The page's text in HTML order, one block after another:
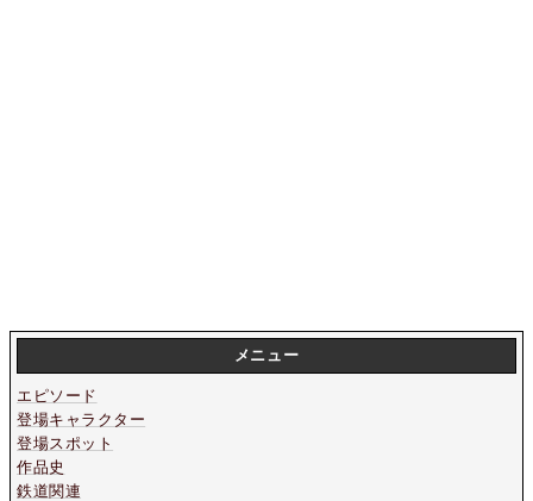
メニュー
エピソード
登場キャラクター
登場スポット
作品史
鉄道関連